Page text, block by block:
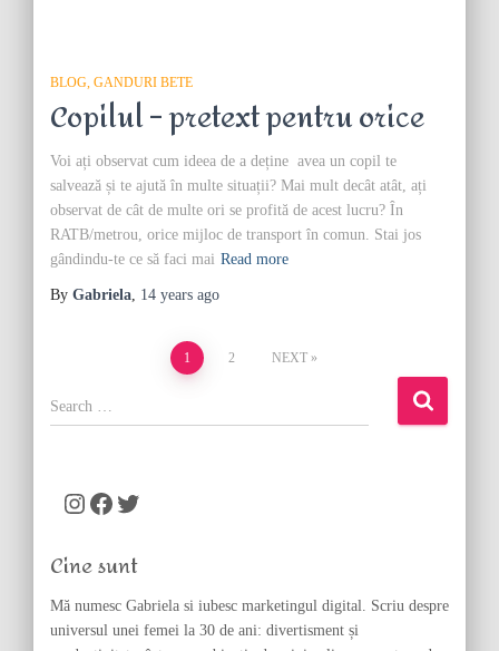
BLOG GANDURI BETE
Copilul – pretext pentru orice
Voi ați observat cum ideea de a deține avea un copil te
salvează și te ajută în multe situații? Mai mult decât atât, ați
observat de cât de multe ori se profită de acest lucru? În
RATB/metrou, orice mijloc de transport în comun. Stai jos
gândindu-te ce să faci mai Read more
By Gabriela 14 years ago
pagination
1 2 NEXT
S
e
o
Instagram Facebook Twitter
Cine sunt
Mă numesc Gabriela si iubesc marketingul digital. Scriu despre
universul unei femei la 30 de ani: divertisment și